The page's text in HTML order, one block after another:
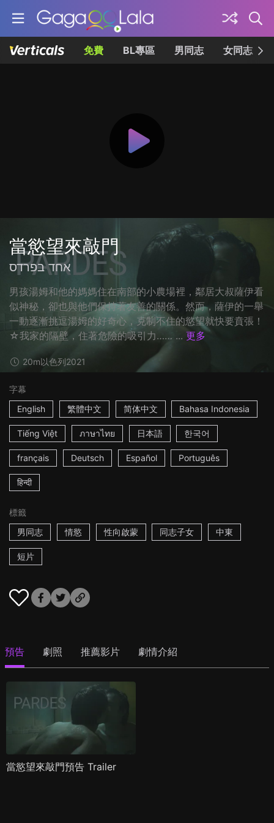
免費 BL專區 男同志 女同志
當慾望來敲門
אחד בפרדס
男孩湯姆和他的媽媽住在南部的小農場裡，鄰居大叔薩伊看
似神秘，卻也與他們保持著友善的關係。然而，薩伊的一舉
一動逐漸挑逗湯姆的好奇心，克制不住的慾望就快要賁張！
☆我家的隔壁，住著危險的吸引力…… ... 更多
20m以色列2021
字幕
English
繁體中文 简体中文 Bahasa Indonesia
Tiếng Việt ภาษาไทย 日本語 한국어
français Deutsch Español Português
हिन्दी
標籤
男同志
情慾 性向啟蒙 同志子女 中東
短片
預告 劇照 推薦影片 劇情介紹
當慾望來敲門預告 Trailer